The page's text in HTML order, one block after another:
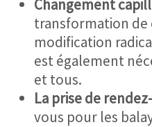
Changement
transformation de
modification
est également
et tous.
La prise de
vous pour les